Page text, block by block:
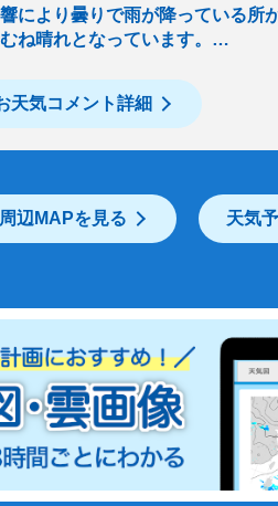
により曇りで雨が降っている所
ね晴れとなっています。…
天気コメント詳細
周辺MAPを見る 天気